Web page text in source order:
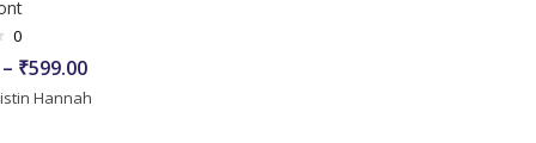
0
– ₹599.00Price
range:
Hannah